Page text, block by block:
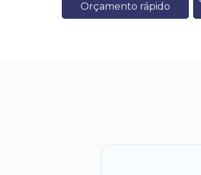
Orçamento rápido